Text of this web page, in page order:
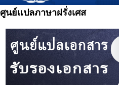
ศูนย์แปลภาษาฝรั่งเศส